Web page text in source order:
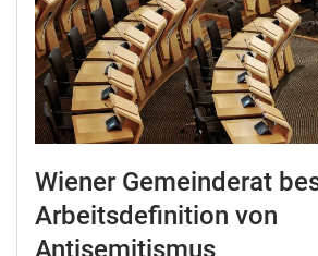
Wiener Gemeinderat
Arbeitsdefinition von
Antisemitismus